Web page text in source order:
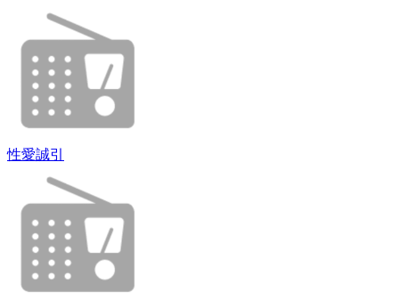
性愛誠引